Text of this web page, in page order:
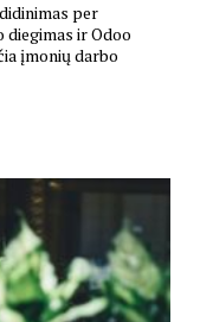
per
diegimas ir Odoo
įmonių darbo